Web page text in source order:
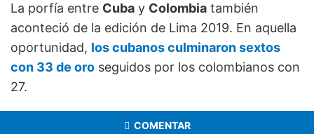
La porfía entre Cuba y Colombia también
aconteció de la edición de Lima 2019. En aquella
oportunidad, los cubanos culminaron sextos
con 33 de oro seguidos por los colombianos con
27.
COMENTAR